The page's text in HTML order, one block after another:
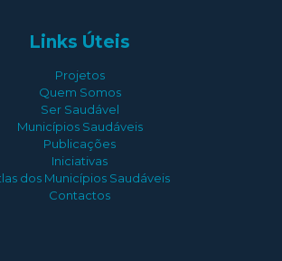
Links Úteis
Projetos
Quem Somos
Ser Saudável
Municípios Saudáveis
Publicações
Iniciativas
dos Municípios Saudáveis
Contactos